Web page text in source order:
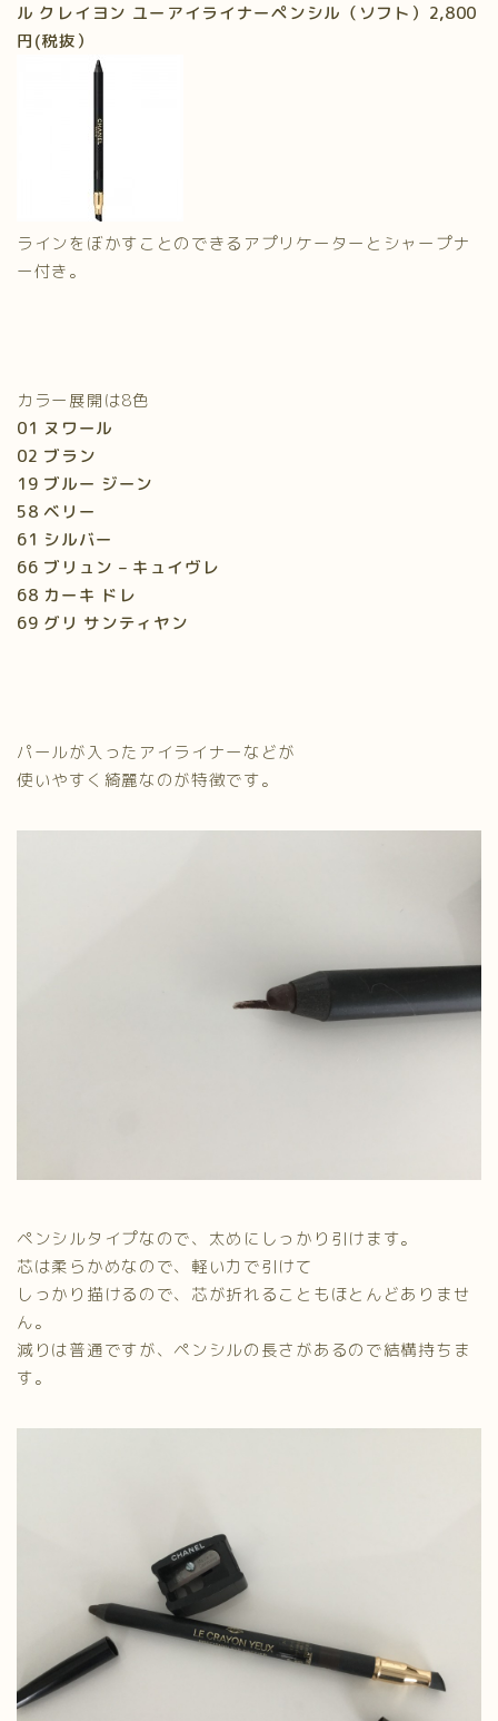
ル クレイヨン ユーアイライナーペンシル（ソフト）2,800
円(税抜）
ラインをぼかすことのできるアプリケーターとシャープナ
ー付き。
カラー展開は8色
01 ヌワール
02 ブラン
19 ブルー ジーン
58 ベリー
61 シルバー
66 ブリュン – キュイヴレ
68 カーキ ドレ
69 グリ サンティヤン
パールが入ったアイライナーなどが
使いやすく綺麗なのが特徴です。
ペンシルタイプなので、太めにしっかり引けます。
芯は柔らかめなので、軽い力で引けて
しっかり描けるので、芯が折れることもほとんどありませ
ん。
減りは普通ですが、ペンシルの長さがあるので結構持ちま
す。